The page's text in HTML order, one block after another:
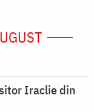
Iraclie din